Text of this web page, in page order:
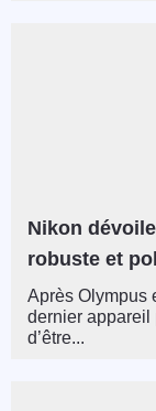
Nikon
robuste et
Après Olympus
dernier appareil
d’être...